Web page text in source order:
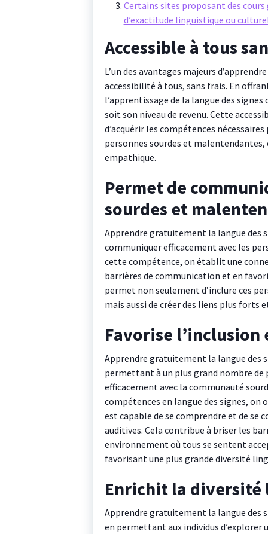
Certains sites proposant des
d’exactitude linguistique ou
Accessible à tous
L’un des avantages majeurs
accessibilité à tous, sans frais. En
l’apprentissage de la langue des
soit son niveau de revenu. Cette
d’acquérir les compétences
personnes sourdes et
empathique.
Permet de
sourdes et
Apprendre gratuitement la langue des
communiquer efficacement avec les
cette compétence, on établit une
barrières de communication et en
permet non seulement d’inclure ces
mais aussi de créer des liens plus forts
Favorise l’inclusion
Apprendre gratuitement la langue des
permettant à un plus grand nombre de
efficacement avec la communauté
compétences en langue des signes, on
est capable de se comprendre et de se
auditives. Cela contribue à briser les
environnement où tous se sentent
favorisant une plus grande diversité
Enrichit la
Apprendre gratuitement la langue des
en permettant aux individus d’explorer